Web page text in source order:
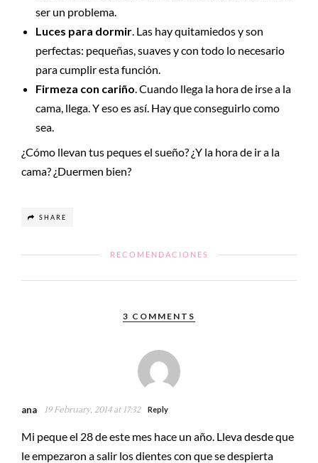
ser un problema.
Luces para dormir. Las hay quitamiedos y son
perfectas: pequeñas, suaves y con todo lo necesario
para cumplir esta función.
Firmeza con cariño. Cuando llega la hora de irse a la
cama, llega. Y eso es así. Hay que conseguirlo como
sea.
¿Cómo llevan tus peques el sueño? ¿Y la hora de ir a la
cama? ¿Duermen bien?
SHARE
RECOMENDACIONES
3 COMMENTS
ana 19 February, 2014 at 17:32 Reply
Mi peque el 28 de este mes hace un año. Lleva desde que
le empezaron a salir los dientes con que se despierta